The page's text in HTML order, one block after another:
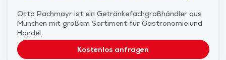
Otto Pachmayr ist ein Getränkefachgroßhändler aus
München mit großem Sortiment für Gastronomie und
Handel.
Kostenlos anfragen